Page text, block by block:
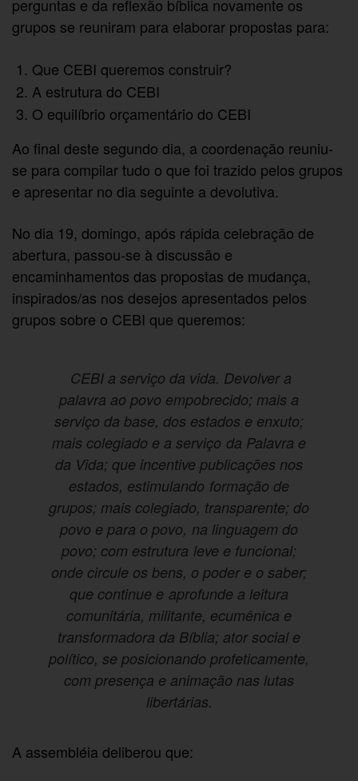
perguntas e da reflexão bíblica novamente os
grupos se reuniram para elaborar propostas para:
Que CEBI queremos construir?
A estrutura do CEBI
O equilíbrio orçamentário do CEBI
Ao final deste segundo dia, a coordenação reuniu-
se para compilar tudo o que foi trazido pelos grupos
e apresentar no dia seguinte a devolutiva.
No dia 19, domingo, após rápida celebração de
abertura, passou-se à discussão e
encaminhamentos das propostas de mudança,
inspirados/as nos desejos apresentados pelos
grupos sobre o CEBI que queremos:
CEBI a serviço da vida. Devolver a
palavra ao povo empobrecido; mais a
serviço da base, dos estados e enxuto;
mais colegiado e a serviço da Palavra e
da Vida; que incentive publicações nos
estados, estimulando formação de
grupos; mais colegiado, transparente; do
povo e para o povo, na linguagem do
povo; com estrutura leve e funcional;
onde circule os bens, o poder e o saber;
que continue e aprofunde a leitura
comunitária, militante, ecumênica e
transformadora da Bíblia; ator social e
político, se posicionando profeticamente,
com presença e animação nas lutas
libertárias.
A assembléia deliberou que: